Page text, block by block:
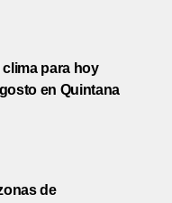
para hoy
en Quintana
de